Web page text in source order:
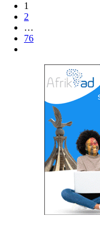
1
2
…
76